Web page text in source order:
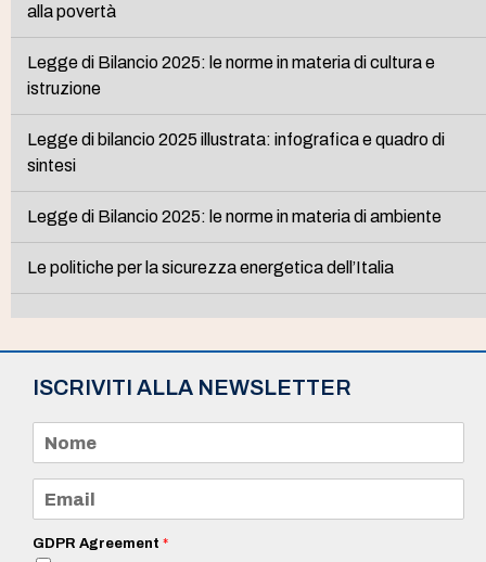
alla povertà
Legge di Bilancio 2025: le norme in materia di cultura e
istruzione
Legge di bilancio 2025 illustrata: infografica e quadro di
sintesi
Legge di Bilancio 2025: le norme in materia di ambiente
Le politiche per la sicurezza energetica dell’Italia
ISCRIVITI ALLA NEWSLETTER
m
e
a
iGDPR Agreement *